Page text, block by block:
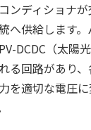
ンディショナ
へ供給します
DCDC（太陽
る回路があり
を適切な電圧